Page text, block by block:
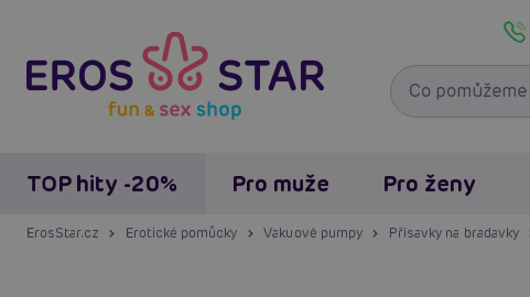
TOP hity -20% Pro muže Pro ženy
ErosStar.cz Erotické pomůcky Vakuové pumpy Přísavky na bradavky